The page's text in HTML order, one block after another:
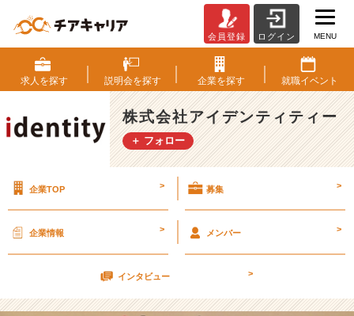
月
2
8
日
カ
ジ
会
明
会
(๑
会員登録 ログイン MENU
求人を探す 説明会を探す 企業を探す 就職イベント
株式会社アイデンティティー
＋ フォロー
企業TOP > 募集 >
企業情報 > メンバー >
インタビュー >